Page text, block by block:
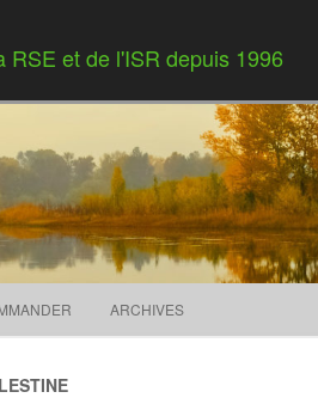
RSE et de l'ISR depuis 1996
ARCHIVES